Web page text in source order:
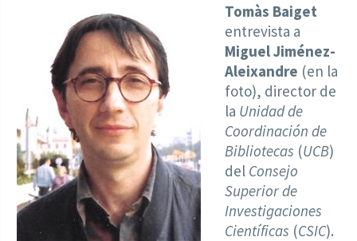
Tomàs Baiget
entrevista a
Miguel Jiménez-
Aleixandre (en la
foto), director de
la Unidad de
Coordinación de
Bibliotecas (UCB)
del Consejo
Superior de
Investigaciones
Científicas (CSIC).